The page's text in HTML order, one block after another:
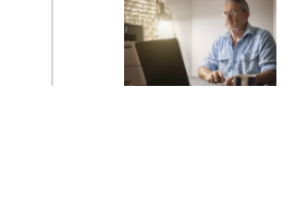
que não consta no
INSS?